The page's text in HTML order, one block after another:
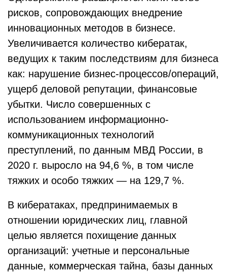
рисков, сопровождающих внедрение
инновационных методов в бизнесе.
Увеличивается количество кибератак,
ведущих к таким последствиям для бизнеса
как: нарушение бизнес-процессов/операций,
ущерб деловой репутации, финансовые
убытки. Число совершенных с
использованием информационно-
коммуникационных технологий
преступлений, по данным МВД России, в
2020 г. выросло на 94,6 %, в том числе
тяжких и особо тяжких — на 129,7 %.
В кибератаках, предпринимаемых в
отношении юридических лиц, главной
целью является похищение данных
организаций: учетные и персональные
данные, коммерческая тайна, базы данных